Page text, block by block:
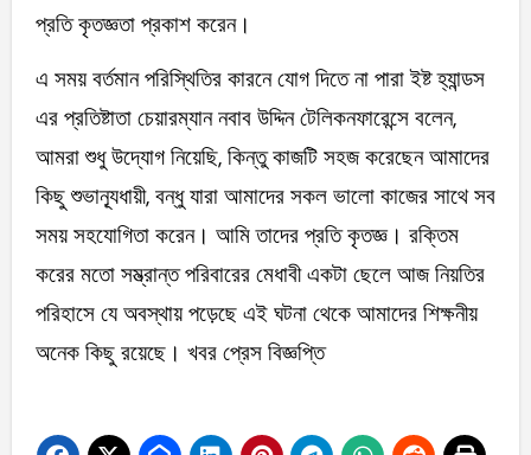
প্রতি কৃতজ্ঞতা প্রকাশ করেন।
এ সময় বর্তমান পরিস্থিতির কারনে যোগ দিতে না পারা ইষ্ট হ্যান্ডস
এর প্রতিষ্টাতা চেয়ারম্যান নবাব উদ্দিন টেলিকনফারেন্সে বলেন,
আমরা শুধু উদ্যোগ নিয়েছি, কিন্তু কাজটি সহজ করেছেন আমাদের
কিছু শুভান্যূধায়ী, বন্ধু যারা আমাদের সকল ভালো কাজের সাথে সব
সময় সহযোগিতা করেন। আমি তাদের প্রতি কৃতজ্ঞ। রক্তিম
করের মতো সম্ভ্রান্ত পরিবারের মেধাবী একটা ছেলে আজ নিয়তির
পরিহাসে যে অবস্থায় পড়েছে এই ঘটনা থেকে আমাদের শিক্ষনীয়
অনেক কিছু রয়েছে। খবর প্রেস বিজ্ঞপ্তি